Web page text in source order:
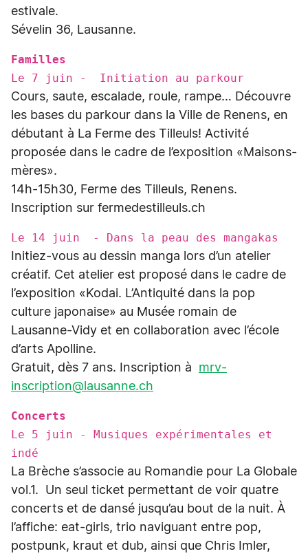
estivale.
Sévelin 36, Lausanne.
Familles
Le 7 juin - Initiation au parkour
Cours, saute, escalade, roule, rampe… Découvre
les bases du parkour dans la Ville de Renens, en
débutant à La Ferme des Tilleuls! Activité
proposée dans le cadre de l’exposition «Maisons-
mères».
14h-15h30, Ferme des Tilleuls, Renens.
Inscription sur fermedestilleuls.ch
Le 14 juin - Dans la peau des mangakas
Initiez-vous au dessin manga lors d’un atelier
créatif. Cet atelier est proposé dans le cadre de
l’exposition «Kodai. L’Antiquité dans la pop
culture japonaise» au Musée romain de
Lausanne-Vidy et en collaboration avec l’école
d’arts Apolline.
Gratuit, dès 7 ans. Inscription à mrv-
inscription@lausanne.ch
Concerts
Le 5 juin - Musiques expérimentales et
indé
La Brèche s’associe au Romandie pour La Globale
vol.1. Un seul ticket permettant de voir quatre
concerts et de dansé jusqu’au bout de la nuit. À
l’affiche: eat-girls, trio naviguant entre pop,
postpunk, kraut et dub, ainsi que Chris Imler,